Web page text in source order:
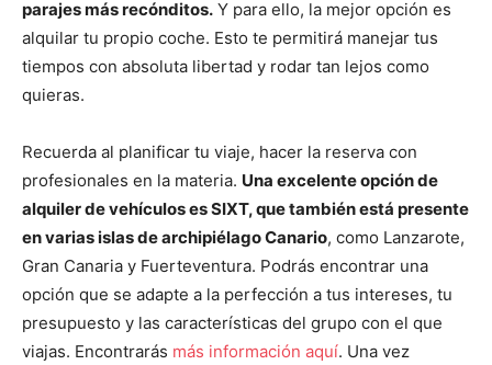
parajes más recónditos. Y para ello, la mejor opción es
alquilar tu propio coche. Esto te permitirá manejar tus
tiempos con absoluta libertad y rodar tan lejos como
quieras.
Recuerda al planificar tu viaje, hacer la reserva con
profesionales en la materia. Una excelente opción de
alquiler de vehículos es SIXT, que también está presente
en varias islas de archipiélago Canario, como Lanzarote,
Gran Canaria y Fuerteventura. Podrás encontrar una
opción que se adapte a la perfección a tus intereses, tu
presupuesto y las características del grupo con el que
viajas. Encontrarás más información aquí. Una vez